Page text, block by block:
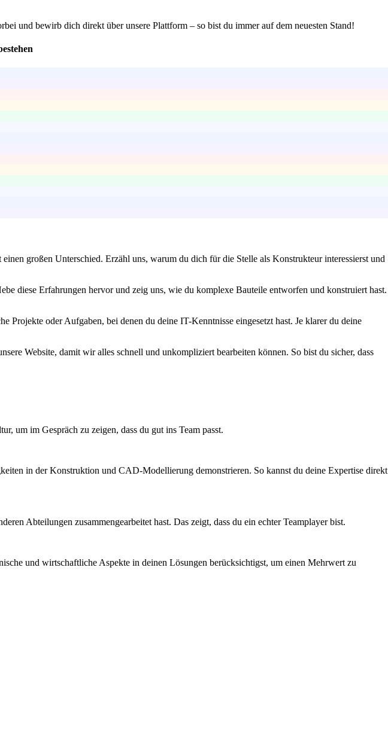
und bewirb dich direkt über unsere Plattform – so bist du immer auf dem neuesten Stand!
großen Unterschied. Erzähl uns, warum du dich für die Stelle als Konstrukteur interessierst und
diese Erfahrungen hervor und zeig uns, wie du komplexe Bauteile entworfen und konstruiert hast.
Projekte oder Aufgaben, bei denen du deine IT-Kenntnisse eingesetzt hast. Je klarer du deine
Website, damit wir alles schnell und unkompliziert bearbeiten können. So bist du sicher, dass
um im Gespräch zu zeigen, dass du gut ins Team passt.
in der Konstruktion und CAD-Modellierung demonstrieren. So kannst du deine Expertise direkt
Abteilungen zusammengearbeitet hast. Das zeigt, dass du ein echter Teamplayer bist.
und wirtschaftliche Aspekte in deinen Lösungen berücksichtigst, um einen Mehrwert zu